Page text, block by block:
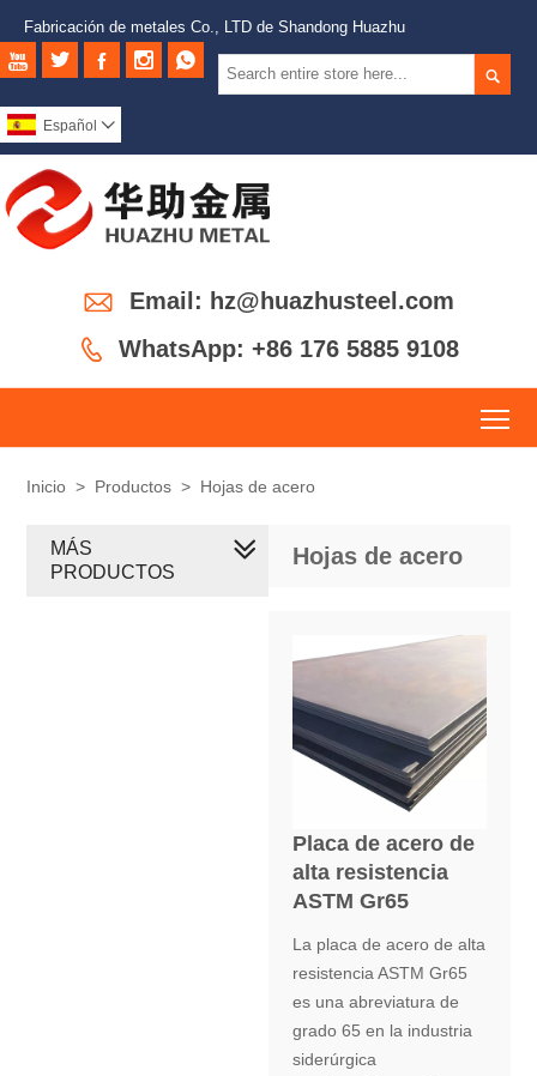
Fabricación de metales Co., LTD de Shandong Huazhu

    
Español 
 Email: hz@huazhusteel.com
 WhatsApp: +86 176 5885 9108
Inicio > Productos > Hojas de acero
Hojas de acero
Placa de acero de
alta resistencia
ASTM Gr65
La placa de acero de alta
resistencia ASTM Gr65
es una abreviatura de
grado 65 en la industria
siderúrgica
MÁS
PRODUCTOS